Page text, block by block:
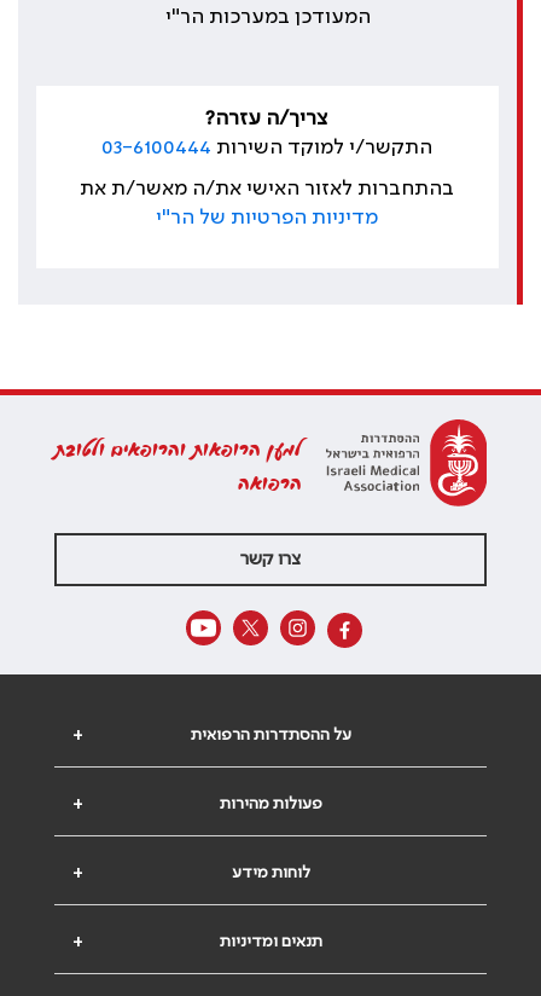
המעודכן במערכות הר"י
צריך/ה עזרה?
התקשר/י למוקד השירות 03-6100444
בהתחברות לאזור האישי את/ה מאשר/ת את
מדיניות הפרטיות של הר"י
למען הרופאות והרופאים ולטובת
הרפואה
צרו קשר
+ על ההסתדרות הרפואית
+ פעולות מהירות
+ לוחות מידע
+ תנאים ומדיניות